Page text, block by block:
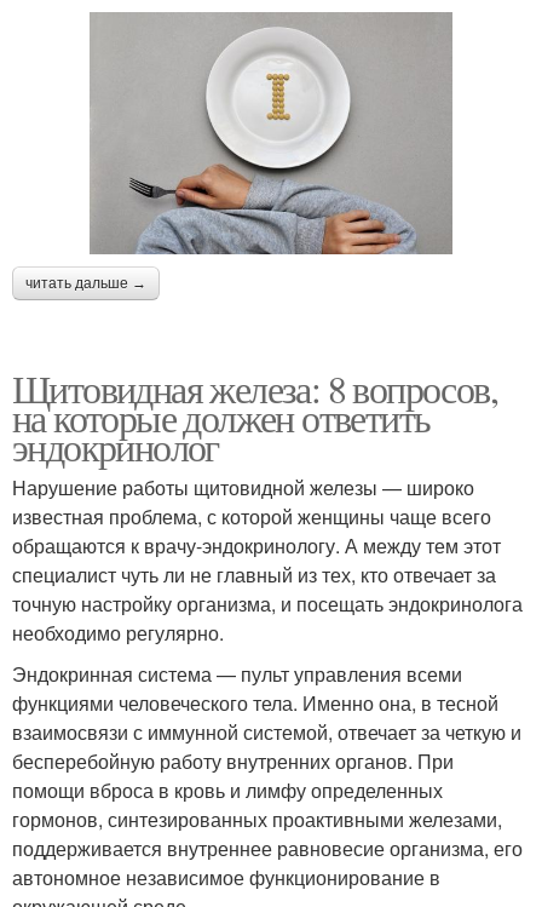
читать дальше →
Щитовидная железа: 8 вопросов,
на которые должен ответить
эндокринолог
Нарушение работы щитовидной железы — широко
известная проблема, с которой женщины чаще всего
обращаются к врачу-эндокринологу. А между тем этот
специалист чуть ли не главный из тех, кто отвечает за
точную настройку организма, и посещать эндокринолога
необходимо регулярно.
Эндокринная система — пульт управления всеми
функциями человеческого тела. Именно она, в тесной
взаимосвязи с иммунной системой, отвечает за четкую и
бесперебойную работу внутренних органов. При
помощи вброса в кровь и лимфу определенных
гормонов, синтезированных проактивными железами,
поддерживается внутреннее равновесие организма, его
автономное независимое функционирование в